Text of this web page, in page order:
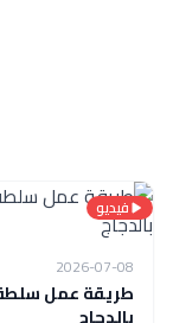
فيديو
2026-07-08
طريقة عمل